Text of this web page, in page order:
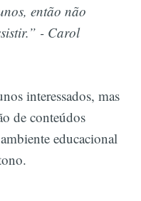
então não
- Carol
interessados, mas
de conteúdos
educacional